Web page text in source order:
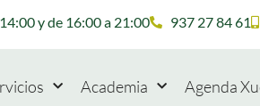
y de 16:00 a 21:00 937 27 84 61
Academia Agenda